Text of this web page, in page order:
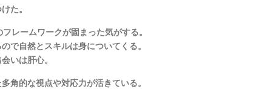
た。
レームワークが固まった気がする。
で自然とスキルは身についてくる。
いは肝心。
角的な視点や対応力が活きている。